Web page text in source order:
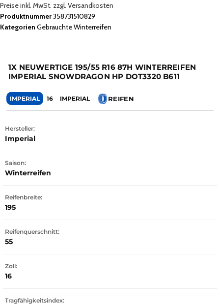
Preise inkl. MwSt. zzgl. Versandkosten
Produktnummer358731510829
Kategorien Gebrauchte Winterreifen
1X NEUWERTIGE 195/55 R16 87H WINTERREIFEN
IMPERIAL SNOWDRAGON HP DOT3320 B611
IMPERIAL 16 IMPERIAL REIFEN
Hersteller:
Imperial
Saison:
Winterreifen
Reifenbreite:
195
Reifenquerschnitt:
55
Zoll:
16
Tragfähigkeitsindex: